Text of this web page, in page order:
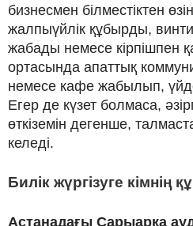
бизнесмен білместіктен
жалпыүйлік құбырды,
жабады немесе кірпішпен
ортасында апаттық
немесе кафе жабылып,
Егер де күзет болмаса,
өткіземін дегенше,
келеді.
Билік жүргізуге кімнің
Астанадағы Сарыарқа